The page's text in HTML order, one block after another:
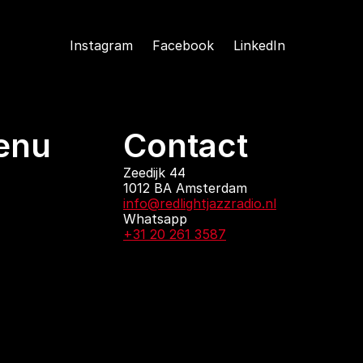
Instagram Facebook LinkedIn
Contact
Zeedijk 44
1012 BA Amsterdam
info@redlightjazzradio.nl
Whatsapp
+31 20 261 3587